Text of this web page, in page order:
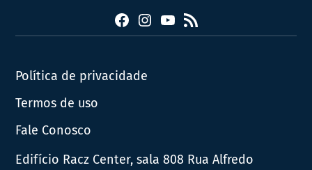
FacebookInstagram
YouTube
RSS
Política de privacidade
Termos de uso
Fale Conosco
Edifício Racz Center, sala 808 Rua Alfredo